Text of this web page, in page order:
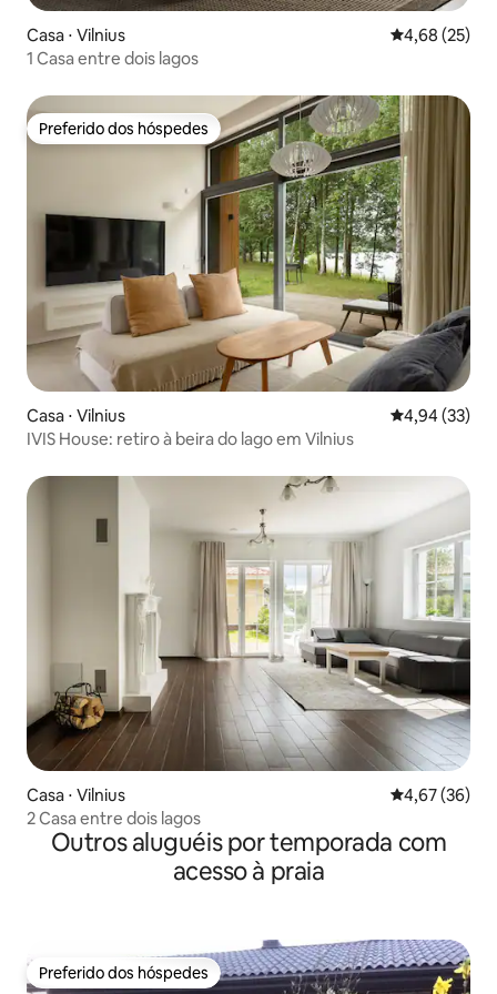
Casa ⋅ Vilnius 4,68 de uma
4,68 (25)
1 Casa entre dois lagos
Preferido dos hóspedes
Preferido dos hóspedes
Casa ⋅ Vilnius 4,94 de uma
4,94 (33)
IVIS House: retiro à beira do lago em Vilnius
Casa ⋅ Vilnius 4,67 de uma
4,67 (36)
2 Casa entre dois lagos
Outros aluguéis por temporada com
acesso à praia
Preferido dos hóspedes
Preferido dos hóspedes